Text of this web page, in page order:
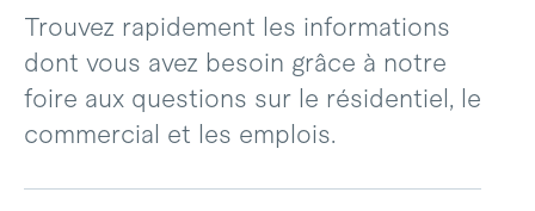
Trouvez rapidement les informations
dont vous avez besoin grâce à notre
foire aux questions sur le résidentiel, le
commercial et les emplois.